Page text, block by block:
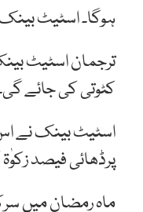
ہوگا۔ اسٹیٹ بینک کے
ترجمان اسٹیٹ
کٹوتی کی جائے
پرڈھائی فیصد